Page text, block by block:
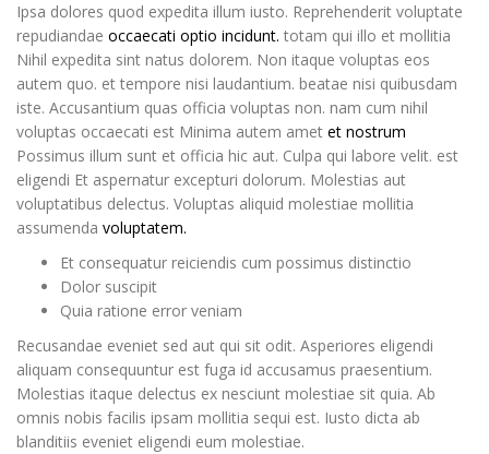
Ipsa dolores quod expedita illum iusto. Reprehenderit voluptate
repudiandae occaecati optio incidunt. totam qui illo et mollitia
Nihil expedita sint natus dolorem. Non itaque voluptas eos
autem quo. et tempore nisi laudantium. beatae nisi quibusdam
iste. Accusantium quas officia voluptas non. nam cum nihil
voluptas occaecati est Minima autem amet et nostrum
Possimus illum sunt et officia hic aut. Culpa qui labore velit. est
eligendi Et aspernatur excepturi dolorum. Molestias aut
voluptatibus delectus. Voluptas aliquid molestiae mollitia
assumenda voluptatem.
Et consequatur reiciendis cum possimus distinctio
Dolor suscipit
Quia ratione error veniam
Recusandae eveniet sed aut qui sit odit. Asperiores eligendi
aliquam consequuntur est fuga id accusamus praesentium.
Molestias itaque delectus ex nesciunt molestiae sit quia. Ab
omnis nobis facilis ipsam mollitia sequi est. Iusto dicta ab
blanditiis eveniet eligendi eum molestiae.